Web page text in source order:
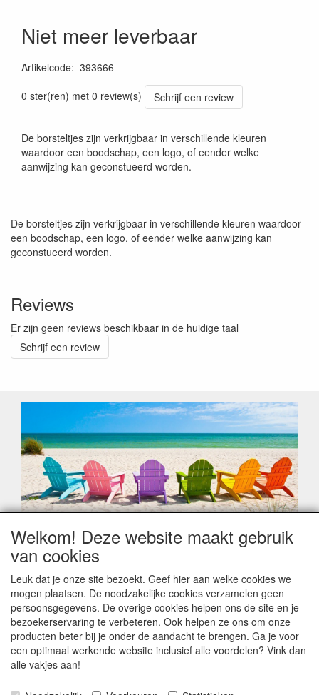
Niet meer leverbaar
Artikelcode: 393666
0 ster(ren) met 0 review(s)
Schrijf een review
De borsteltjes zijn verkrijgbaar in verschillende kleuren
waardoor een boodschap, een logo, of eender welke
aanwijzing kan geconstueerd worden.
De borsteltjes zijn verkrijgbaar in verschillende kleuren waardoor
een boodschap, een logo, of eender welke aanwijzing kan
geconstueerd worden.
Reviews
Er zijn geen reviews beschikbaar in de huidige taal
Schrijf een review
Geachte klant,
Zoals elk jaar zorgt de verlofperiode, naast een hoop
leveringsproblemen.
Sommige fabrikanten sluiten of werken met een
vakantiebezetting.
Bestellingen die vanaf +/- 15 juli geplaatst worden kunnen
hierdoor vertraging oplopen. Wanneer die voorradig is en alle
betalingsmodaliteiten zijn vervuld dan de bestelling verstuurd
worden. Indien deze nog terug moeten binnen komen dan is
Welkom! Deze website maakt gebruik
van cookies
Leuk dat je onze site bezoekt. Geef hier aan welke cookies we
mogen plaatsen. De noodzakelijke cookies verzamelen geen
persoonsgegevens. De overige cookies helpen ons de site en je
bezoekerservaring te verbeteren. Ook helpen ze ons om onze
producten beter bij je onder de aandacht te brengen. Ga je voor
een optimaal werkende website inclusief alle voordelen? Vink dan
alle vakjes aan!